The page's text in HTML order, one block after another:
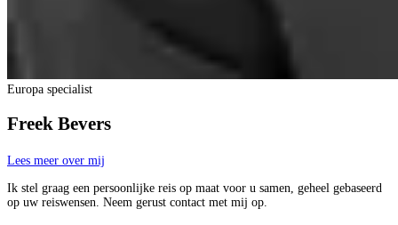
Europa specialist
Freek Bevers
Lees meer over mij
Ik stel graag een persoonlijke reis op maat voor u samen, geheel gebaseerd
op uw reiswensen. Neem gerust contact met mij op.